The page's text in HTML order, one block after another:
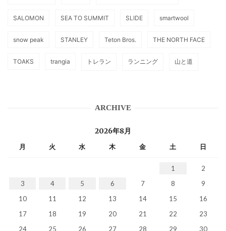
SALOMON SEA TO SUMMIT SLIDE smartwool
snow peak STANLEY Teton Bros. THE NORTH FACE
TOAKS trangia トレラン ランニング 山と道
ARCHIVE
2026年8月
月 火 水 木 金 土 日
1
2
3
4 5 6 7 8
9
10
11 12 13 14 15
16
17
18 19 20 21 22
23
24
25 26 27 28 29
30